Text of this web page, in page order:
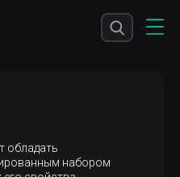
обладать
набором